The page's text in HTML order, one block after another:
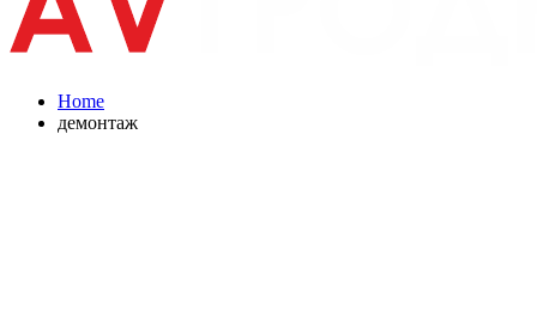
Home
демонтаж